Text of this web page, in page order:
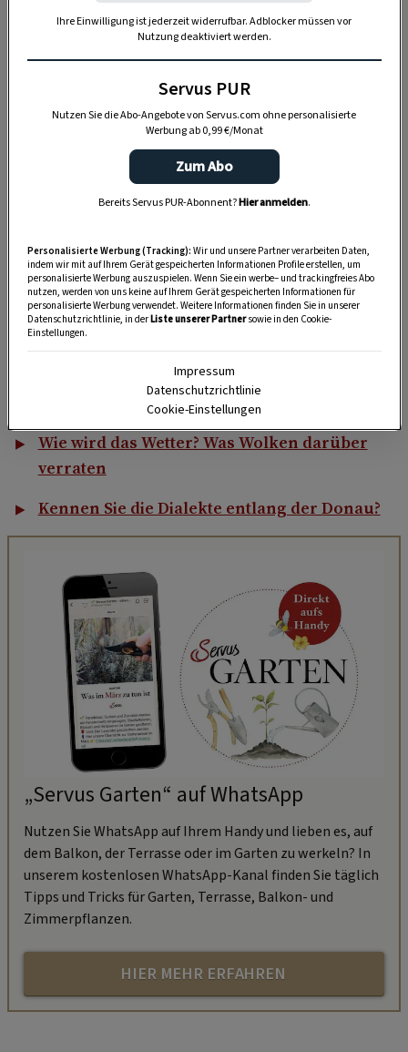
Sprung übers Feuer
Verliebte Pärchen sollten beim Sonnwendfeuer
übrigens ihren gesamten Mut aufbringen und
gemeinsam – Hand in Hand – über das Feuer
springen. Angeblich schweißt dieser Sprung
zusammen und bringt
Traditionelle Hochzeitsbräuche aus
Wie wird das Wetter? Was Wolken darüber
verraten
Kennen Sie die Dialekte entlang der Donau?
„Servus Garten“ auf WhatsApp
Nutzen Sie WhatsApp auf Ihrem Handy und lieben es, auf
dem Balkon, der Terrasse oder im Garten zu werkeln? In
unserem kostenlosen WhatsApp-Kanal finden Sie täglich
Tipps und Tricks für Garten, Terrasse, Balkon- und
Zimmerpflanzen.
HIER MEHR ERFAHREN
Ihre Einwilligung ist jederzeit widerrufbar. Adblocker müssen vor
Nutzung deaktiviert werden.
Servus PUR
Nutzen Sie die Abo-Angebote von Servus.com ohne personalisierte
Werbung ab 0,99 €/Monat
Zum Abo
Bereits Servus PUR-Abonnent?Hier anmelden.
Personalisierte Werbung (Tracking): Wir und unsere Partner verarbeiten Daten,
indem wir mit auf Ihrem Gerät gespeicherten Informationen Profile erstellen, um
personalisierte Werbung auszuspielen. Wenn Sie ein werbe– und trackingfreies Abo
nutzen, werden von uns keine auf Ihrem Gerät gespeicherten Informationen für
personalisierte Werbung verwendet. Weitere Informationen finden Sie in unserer
Datenschutzrichtlinie, in derListe unserer Partnersowie in den Cookie-
Einstellungen.
Impressum
Datenschutzrichtlinie
Cookie-Einstellungen